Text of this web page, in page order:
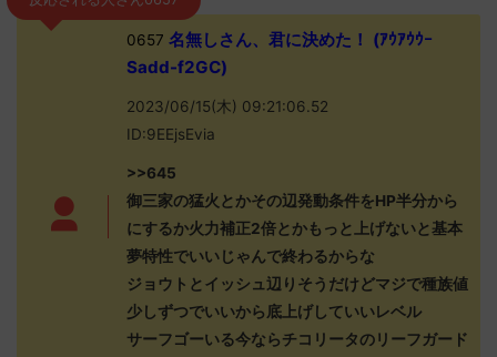
0657 名無しさん、君に決めた！ (ｱｳｱｳｳｰ
Sadd-f2GC)
2023/06/15(木) 09:21:06.52
ID:9EEjsEvia
>>645
御三家の猛火とかその辺発動条件をHP半分から
にするか火力補正2倍とかもっと上げないと基本
夢特性でいいじゃんで終わるからな
ジョウトとイッシュ辺りそうだけどマジで種族値
少しずつでいいから底上げしていいレベル
サーフゴーいる今ならチコリータのリーフガード